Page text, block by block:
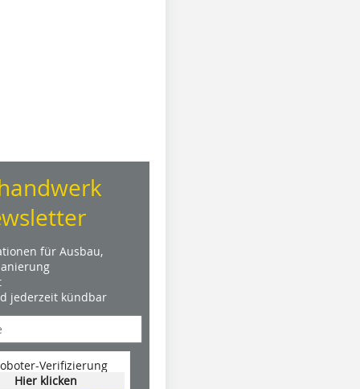
für Ausbau,
jederzeit kündbar
Verifizierung
Hier klicken